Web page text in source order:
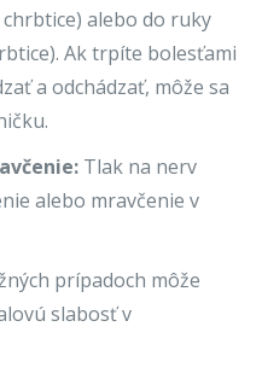
alebo do ruky
Ak trpíte bolesťami
a odchádzať, môže sa
Tlak na nerv
alebo mravčenie v
prípadoch môže
slabosť v